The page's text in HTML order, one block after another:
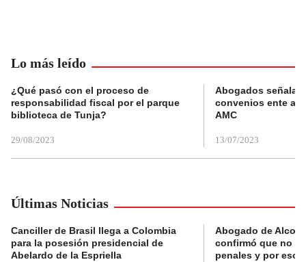
Lo más leído
¿Qué pasó con el proceso de
responsabilidad fiscal por el parque
biblioteca de Tunja?
29/08/2023
Abogados
convenios ente
AMC
13/07/2023
Últimas Noticias
Canciller de Brasil llega a Colombia
para la posesión presidencial de
Abelardo de la Espriella
Abogado de
confirmó que no
penales y por eso